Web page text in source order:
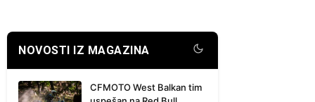
NOVOSTI IZ MAGAZINA
CFMOTO West Balkan tim